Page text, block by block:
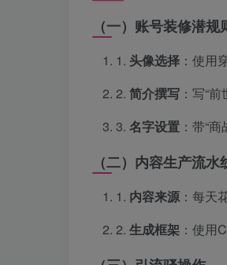
（一）账号装修潜规
1. 头像选择 ：使用
2. 简介撰写 ：写“
3. 名字设置 ：带“
（二）内容生产流水
1. 内容来源：每天
2. 生成框架 ：使用